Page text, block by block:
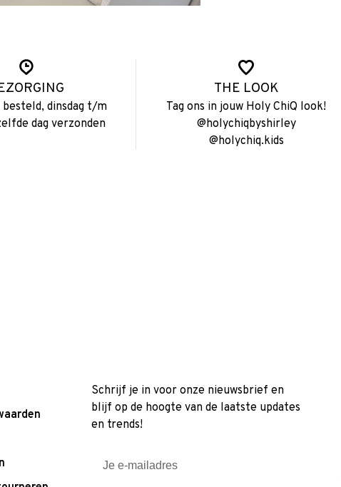
besteld, dinsdag t/m
dag verzonden
THE LOOK
Tag ons in jouw Holy ChiQ look!
@holychiqbyshirley
@holychiq.kids
Schrijf je in voor onze nieuwsbrief en
blijf op de hoogte van de laatste updates
en trends!